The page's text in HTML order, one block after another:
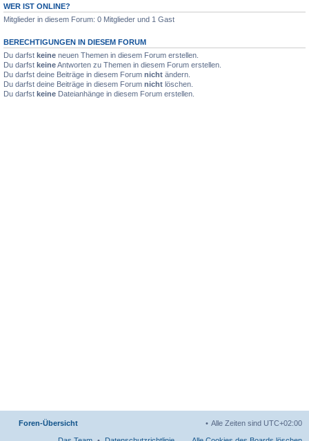
WER IST ONLINE?
Mitglieder in diesem Forum: 0 Mitglieder und 1 Gast
BERECHTIGUNGEN IN DIESEM FORUM
Du darfst keine neuen Themen in diesem Forum erstellen.
Du darfst keineAntworten zu Themen in diesem Forum erstellen.
Du darfst deine Beiträge in diesem Forum nicht ändern.
Du darfst deine Beiträge in diesem Forum nicht löschen.
Du darfst keine Dateianhänge in diesem Forum erstellen.
Foren-Übersicht Alle Zeiten sind UTC+02:00